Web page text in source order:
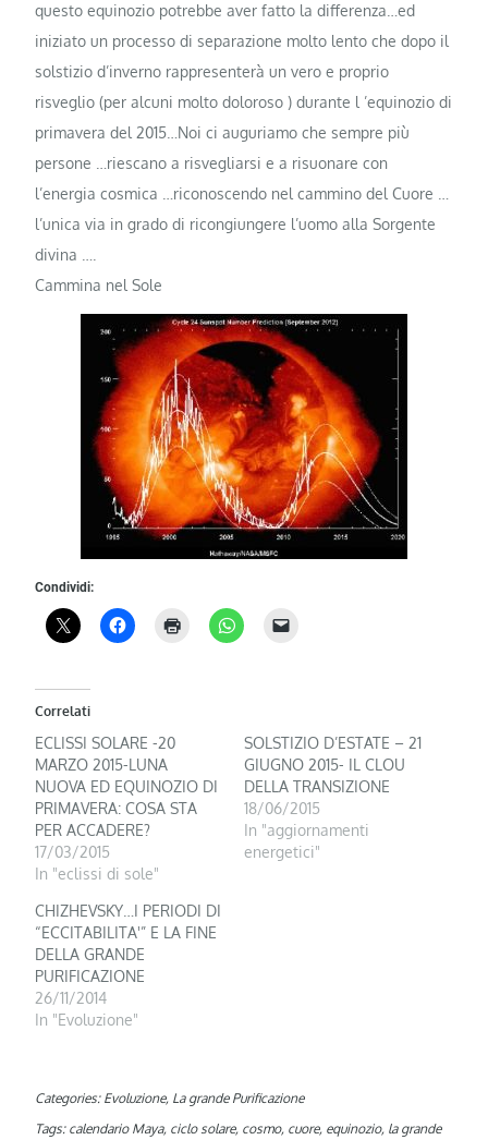
questo equinozio potrebbe aver fatto la differenza…ed
iniziato un processo di separazione molto lento che dopo il
solstizio d’inverno rappresenterà un vero e proprio
risveglio (per alcuni molto doloroso ) durante l ’equinozio di
primavera del 2015…Noi ci auguriamo che sempre più
persone …riescano a risvegliarsi e a risuonare con
l’energia cosmica …riconoscendo nel cammino del Cuore …
l’unica via in grado di ricongiungere l’uomo alla Sorgente
divina ….
Cammina nel Sole
Condividi:
Correlati
ECLISSI SOLARE -20
MARZO 2015-LUNA
NUOVA ED EQUINOZIO DI
PRIMAVERA: COSA STA
PER ACCADERE?
17/03/2015
In "eclissi di sole"
SOLSTIZIO D’ESTATE – 21
GIUGNO 2015- IL CLOU
DELLA TRANSIZIONE
18/06/2015
In "aggiornamenti
energetici"
CHIZHEVSKY…I PERIODI DI
“ECCITABILITA'” E LA FINE
DELLA GRANDE
PURIFICAZIONE
26/11/2014
In "Evoluzione"
Categories: Evoluzione, La grande Purificazione
Tags: calendario Maya, ciclo solare, cosmo, cuore, equinozio, la grande